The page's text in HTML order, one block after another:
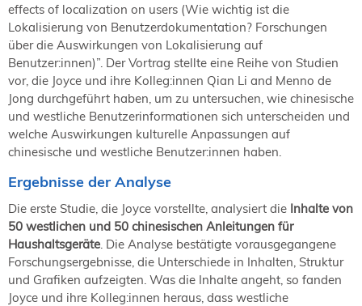
Mitglied werden
Expertenrat
Publikationen
Stellenangebote
Stellengesuche
Dienstleister
Regionalgruppen
effects of localization on users (Wie wichtig ist die
Lokalisierung von Benutzerdokumentation? Forschungen
über die Auswirkungen von Lokalisierung auf
Benutzer:innen)”. Der Vortrag stellte eine Reihe von Studien
vor, die Joyce und ihre Kolleg:innen Qian Li and Menno de
Jong durchgeführt haben, um zu untersuchen, wie chinesische
und westliche Benutzerinformationen sich unterscheiden und
welche Auswirkungen kulturelle Anpassungen auf
chinesische und westliche Benutzer:innen haben.
Ergebnisse der Analyse
Die erste Studie, die Joyce vorstellte, analysiert die Inhalte von
50 westlichen und 50 chinesischen Anleitungen für
Haushaltsgeräte . Die Analyse bestätigte vorausgegangene
Forschungsergebnisse, die Unterschiede in Inhalten, Struktur
und Grafiken aufzeigten. Was die Inhalte angeht, so fanden
Joyce und ihre Kolleg:innen heraus, dass westliche